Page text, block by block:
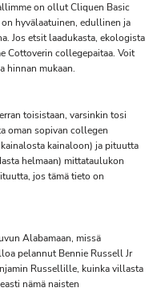
on ollut Cliquen Basic
hyvälaatuinen, edullinen ja
Jos etsit laadukasta, ekologista
Cottoverin collegepaitaa. Voit
hinnan mukaan.
toisistaan, varsinkin tosi
oman sopivan collegen
kainaloon) ja pituutta
helmaan) mittataulukon
jos tämä tieto on
Alabamaan, missä
pelannut Bennie Russell Jr
Russellille, kuinka villasta
nämä naisten